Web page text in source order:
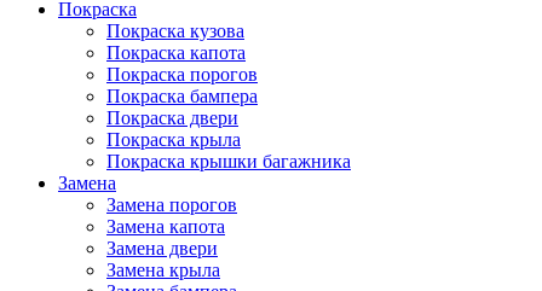
Покраска
Покраска кузова
Покраска капота
Покраска порогов
Покраска бампера
Покраска двери
Покраска крыла
Покраска крышки багажника
Замена
Замена порогов
Замена капота
Замена двери
Замена крыла